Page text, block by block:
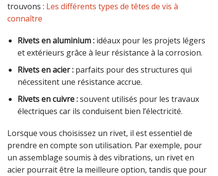
trouvons : Les différents types de têtes de vis à
connaître
Rivets en aluminium :idéaux pour les projets légers
et extérieurs grâce à leur résistance à la corrosion.
Rivets en acier :parfaits pour des structures qui
nécessitent une résistance accrue.
Rivets en cuivre :souvent utilisés pour les travaux
électriques car ils conduisent bien l’électricité.
Lorsque vous choisissez un rivet, il est essentiel de
prendre en compte son utilisation. Par exemple, pour
un assemblage soumis à des vibrations, un rivet en
acier pourrait être la meilleure option, tandis que pour